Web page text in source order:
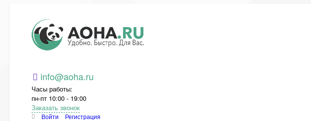
Aoha.ru
info@aoha.ru
Часы работы:
пн-пт 10:00 - 19:00
Заказать звонок
Войти
Регистрация